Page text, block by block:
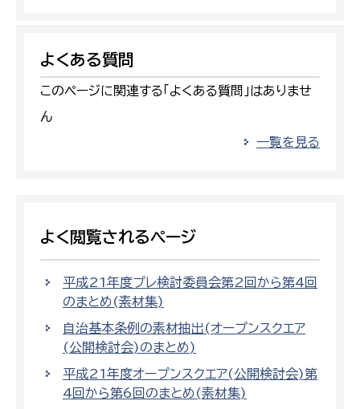
よくある質問
このページに関連する「よくある質問」はありませ
ん
一覧を見る
よく閲覧されるページ
平成21年度プレ検討委員会第2回から第4回
のまとめ(素材集)
自治基本条例の素材抽出(オープンスクエア
(公開検討会)のまとめ)
平成21年度オープンスクエア(公開検討会)第
4回から第6回のまとめ(素材集)